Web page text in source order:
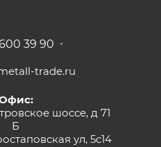
39 90
trade.ru
шоссе, д 71
Б
ул, 5с14